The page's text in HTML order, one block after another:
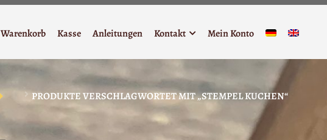
Warenkorb Kasse Anleitungen Kontakt Mein Konto
PRODUKTE VERSCHLAGWORTET MIT „STEMPEL KUCHEN“